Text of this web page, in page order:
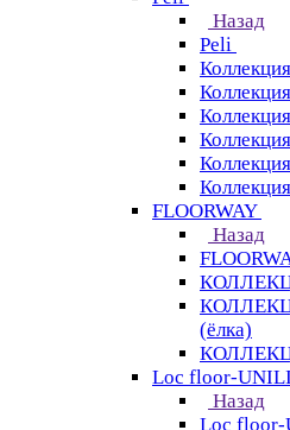
Назад
Peli
FLOORWAY
Назад
(ёлка)
Loс floor-
Назад
Loс